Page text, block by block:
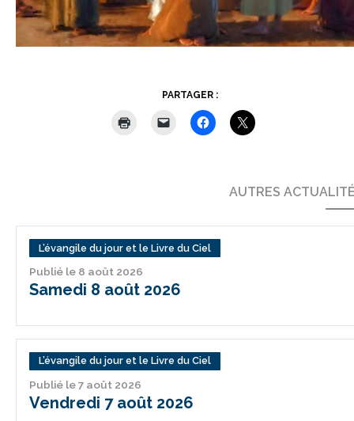
PARTAGER :
AUTRES
L’évangile du jour et le Livre du Ciel
Publié le 8 août 2026
Samedi 8 août 2026
L’évangile du jour et le Livre du Ciel
Publié le 7 août 2026
Vendredi 7 août 2026